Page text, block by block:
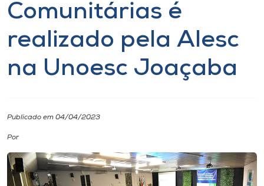
Portal de Ensino
Unoesc
I.nova
Diplomados
Comunitárias é
realizado pela Alesc
na Unoesc Joaçaba
Publicado em 04/04/2023
Por